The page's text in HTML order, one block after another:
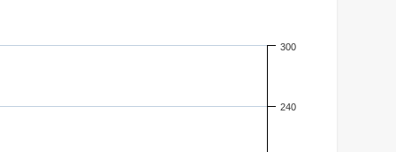
240
300